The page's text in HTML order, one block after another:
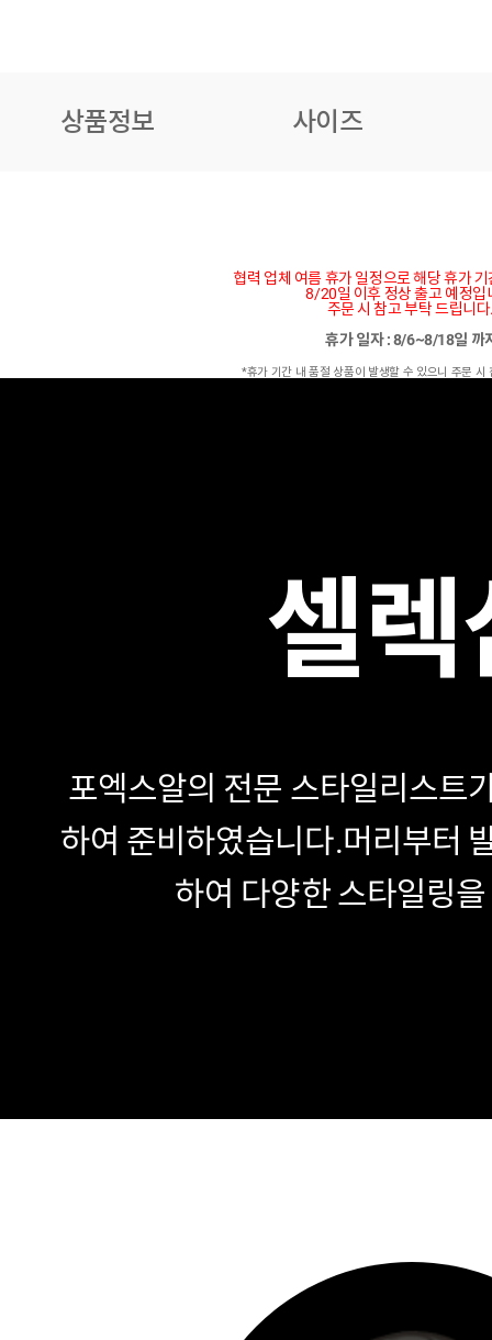
상품정보 사이즈
협력 업체 여름 휴가 일정으로 해당 휴가
8/20일 이후 정상 출고 예정입
주문 시 참고 부탁 드립니
휴가 일자 : 8/6~8/18일 까
*휴가 기간 내 품절 상품이 발생할 수 있으니 주문 시
셀렉
포엑스알의 전문 스타일리스트
하여 준비하였습니다.머리부터
하여 다양한 스타일링